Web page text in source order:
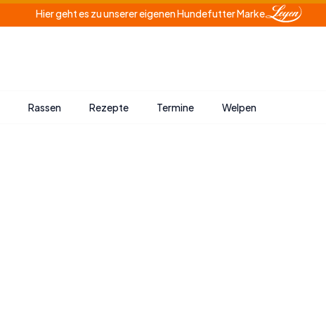
Hier geht es zu unserer eigenen Hundefutter Marke
Rassen Rezepte Termine Welpen